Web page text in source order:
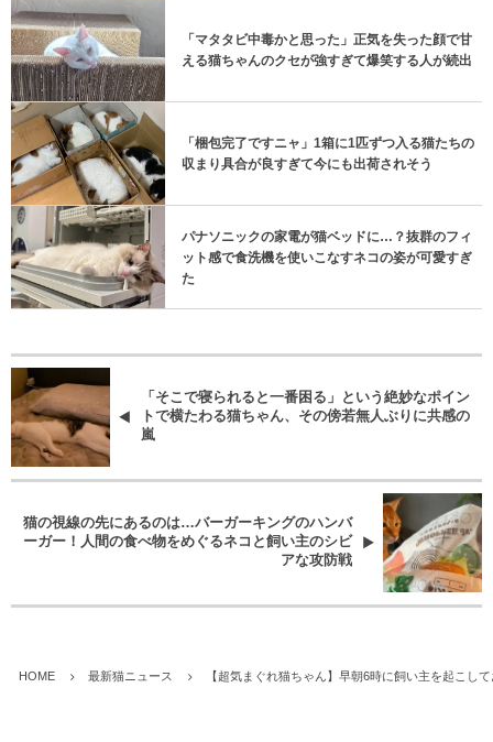
「マタタビ中毒かと思った」正気を失った顔で甘
える猫ちゃんのクセが強すぎて爆笑する人が続出
「梱包完了ですニャ」1箱に1匹ずつ入る猫たちの
収まり具合が良すぎて今にも出荷されそう
パナソニックの家電が猫ベッドに…？抜群のフィ
ット感で食洗機を使いこなすネコの姿が可愛すぎ
た
「そこで寝られると一番困る」という絶妙なポイン
トで横たわる猫ちゃん、その傍若無人ぶりに共感の
嵐
猫の視線の先にあるのは…バーガーキングのハンバ
ーガー！人間の食べ物をめぐるネコと飼い主のシビ
アな攻防戦
HOME 最新猫ニュース 【超気まぐれ猫ちゃん】早朝6時に飼い主を起こし